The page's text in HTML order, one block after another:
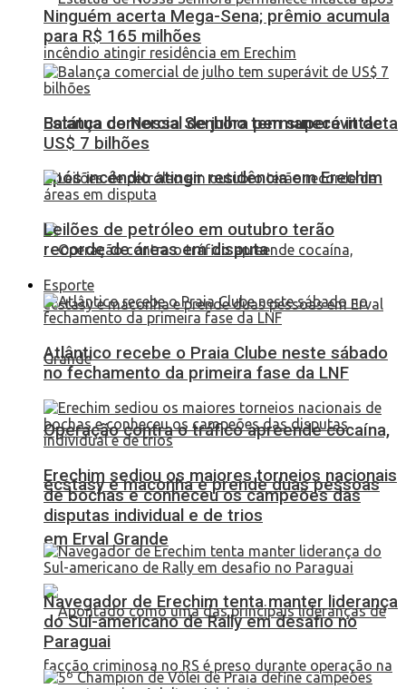
Estátua de Nossa Senhora permanece intacta
após incêndio atingir residência em Erechim
Operação contra o tráfico apreende cocaína,
ecstasy e maconha e prende duas pessoas
em Erval Grande
Ninguém acerta Mega-Sena; prêmio acumula
para R$ 165 milhões
Balança comercial de julho tem superávit de
US$ 7 bilhões
Leilões de petróleo em outubro terão
recorde de áreas em disputa
Esporte
Atlântico recebe o Praia Clube neste sábado
no fechamento da primeira fase da LNF
Erechim sediou os maiores torneios nacionais
de bochas e conheceu os campeões das
disputas individual e de trios
Navegador de Erechim tenta manter liderança
do Sul-americano de Rally em desafio no
Paraguai